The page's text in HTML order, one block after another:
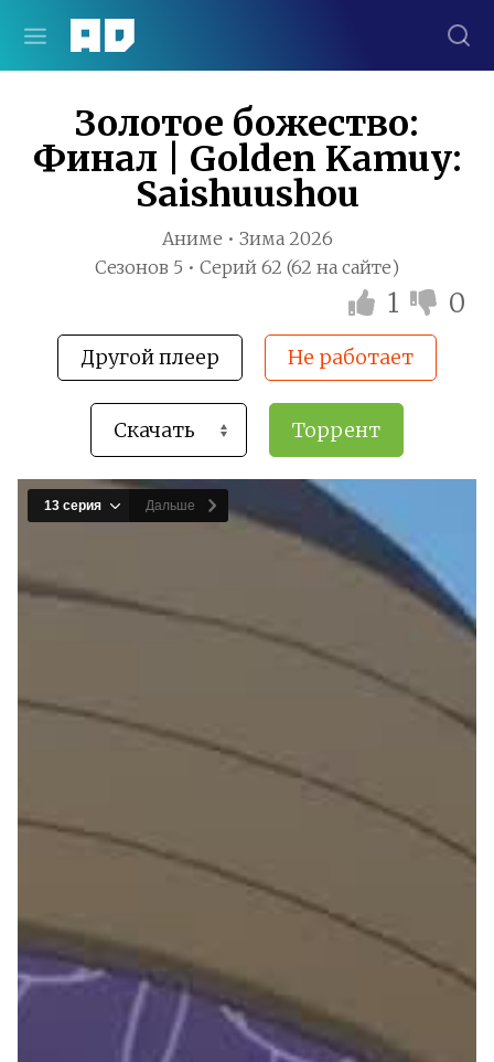
Золотое божество:
Финал | Golden Kamuy:
Saishuushou
Аниме • Зима 2026
Сезонов 5 • Серий 62 (62 на сайте)
1 0
Другой плеер Не работает
Торрент